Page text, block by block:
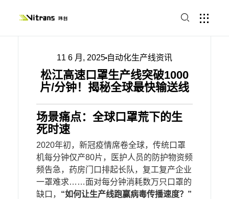
11 6 月, 2025 自动化生产线资讯
松江高速口罩生产线突破1000
片/分钟！揭秘全球最快输送线
​场景痛点：全球口罩荒下的生
死时速​
2020年初，新冠疫情席卷全球，传统口罩
机每分钟仅产80片，医护人员的防护物资频
频告急，药房门口排起长队，复工复产企业
一罩难求……面对每分钟消耗数万只口罩的
缺口，​ ​“如何让生产线跑赢病毒传播速度？”​